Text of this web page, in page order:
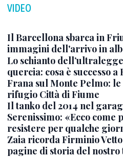
VIDEO
Il Barcellona sbarca in
immagini dell'arrivo in
Lo schianto
quercia: cosa è successo a
Frana sul Monte Pelmo:
rifugio Città di Fiume
Il tanko del 2014 nel
Serenissimo: «Ecco come
resistere per qualche
Zaia ricorda Firminio
pagine di storia del